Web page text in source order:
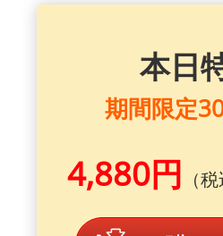
本日
期間限定
4,880円 （